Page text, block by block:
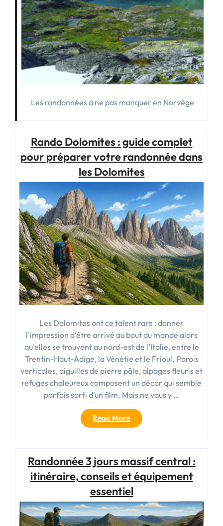
Les randonnées à ne pas manquer en Norvège
Rando Dolomites : guide complet
pour préparer votre randonnée dans
les Dolomites
Les Dolomites ont ce talent rare : donner
l’impression d’être arrivé au bout du monde alors
qu’elles se trouvent au nord-est de l’Italie, entre le
Trentin-Haut-Adige, la Vénétie et le Frioul. Parois
verticales, aiguilles de pierre pâle, alpages fleuris et
refuges chaleureux composent un décor qui semble
parfois sorti d’un film. Mais ne vous y …
Read More« Rando
Dolomites
complet
pour
préparer
votre
randonnée
dans
Randonnée 3 jours massif central :
itinéraire, conseils et équipement
essentiel